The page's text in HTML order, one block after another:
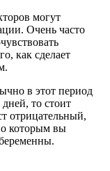
могут
Очень часто
как сделает
в этот период
то стоит
отрицательный,
которым вы